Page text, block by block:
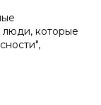
люди, которые